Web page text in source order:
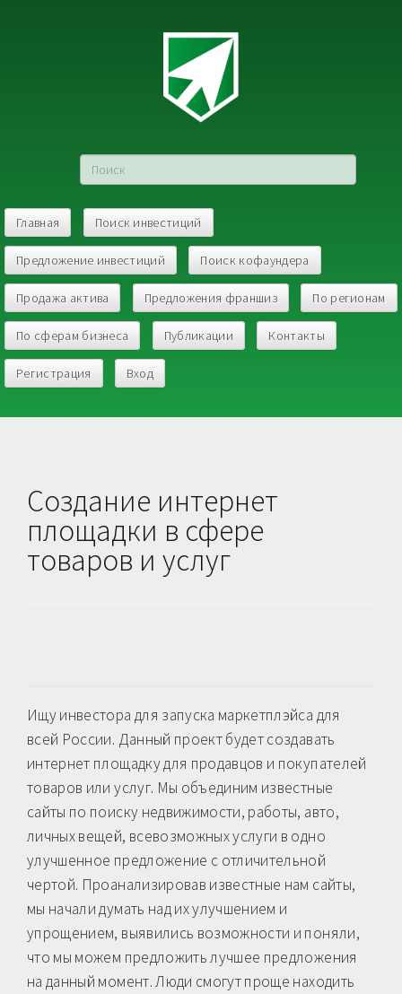
Главная Поиск инвестиций
Предложение инвестиций Поиск кофаундера
Продажа актива Предложения франшиз По регионам
По сферам бизнеса Публикации Контакты
Регистрация Вход
Создание интернет
площадки в сфере
товаров и услуг
Ищу инвестора для запуска маркетплэйса для
всей России. Данный проект будет создавать
интернет площадку для продавцов и покупателей
товаров или услуг. Мы объединим известные
сайты по поиску недвижимости, работы, авто,
личных вещей, всевозможных услуги в одно
улучшенное предложение с отличительной
чертой. Проанализировав известные нам сайты,
мы начали думать над их улучшением и
упрощением, выявились возможности и поняли,
что мы можем предложить лучшее предложения
на данный момент. Люди смогут проще находить